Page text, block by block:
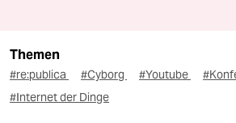
Themen
#re:publica #Cyborg #Youtube
#Internet der Dinge